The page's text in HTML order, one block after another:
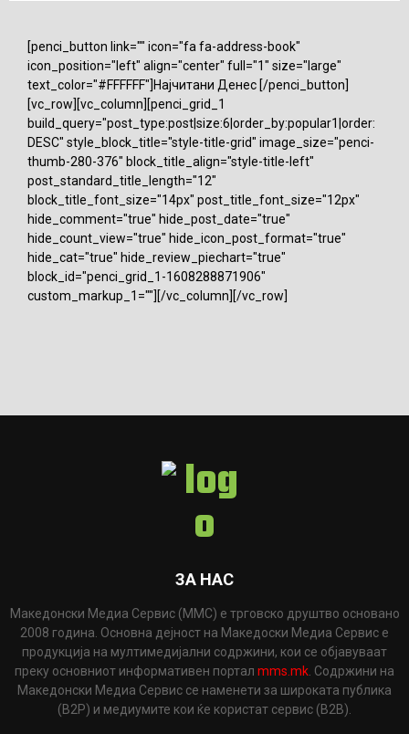
[penci_button link="" icon="fa fa-address-book"
icon_position="left" align="center" full="1" size="large"
text_color="#FFFFFF"]Најчитани Денес [/penci_button]
[vc_row][vc_column][penci_grid_1
build_query="post_type:post|size:6|order_by:popular1|order:
DESC" style_block_title="style-title-grid" image_size="penci-
thumb-280-376" block_title_align="style-title-left"
post_standard_title_length="12"
block_title_font_size="14px" post_title_font_size="12px"
hide_comment="true" hide_post_date="true"
hide_count_view="true" hide_icon_post_format="true"
hide_cat="true" hide_review_piechart="true"
block_id="penci_grid_1-1608288871906"
custom_markup_1=""][/vc_column][/vc_row]
ЗА НАС
Македонски Медиа Сервис (ММС) е трговско друштво основано
2008 година. Основна дејност на Македоски Медиа Сервис е
продукција на мултимедијални содржини, кои се објавуваат
преку основниот информативен портал mms.mk . Содржини на
Македонски Медиа Сервис се наменети за широката публика
(B2P) и медиумите кои ќе користат сервис (B2B).